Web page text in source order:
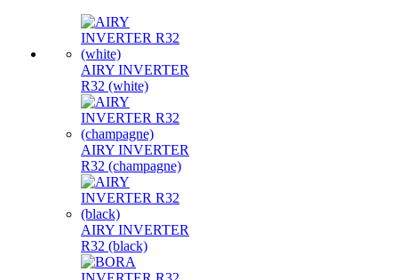
AIRY INVERTER
R32 (white)
AIRY INVERTER
R32 (champagne)
AIRY INVERTER
R32 (black)